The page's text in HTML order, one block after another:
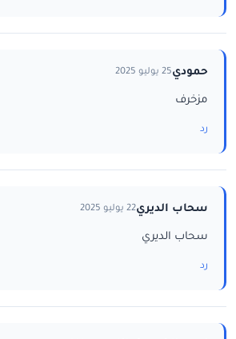
حمودي25 يوليو 2025
مزخرف
رد
سحاب الديري22 يوليو 2025
سحاب الديري
رد